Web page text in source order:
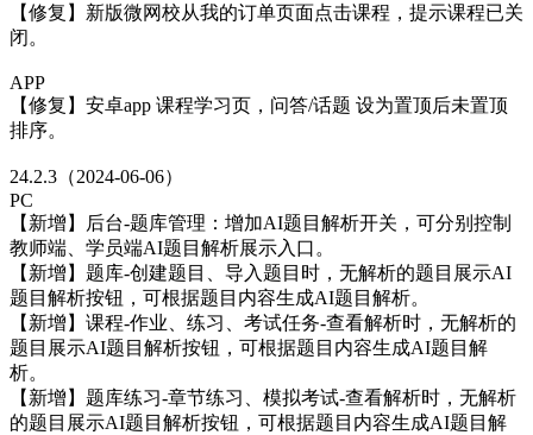
【修复】新版微网校从我的订单页面点击课程，提示课程已关
闭。
APP
【修复】安卓app 课程学习页，问答/话题 设为置顶后未置顶
排序。
24.2.3（2024-06-06）
PC
【新增】后台-题库管理：增加AI题目解析开关，可分别控制
教师端、学员端AI题目解析展示入口。
【新增】题库-创建题目、导入题目时，无解析的题目展示AI
题目解析按钮，可根据题目内容生成AI题目解析。
【新增】课程-作业、练习、考试任务-查看解析时，无解析的
题目展示AI题目解析按钮，可根据题目内容生成AI题目解
析。
【新增】题库练习-章节练习、模拟考试-查看解析时，无解析
的题目展示AI题目解析按钮，可根据题目内容生成AI题目解